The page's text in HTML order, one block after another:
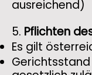
ausreichend)
5. Pflichten
Es gilt